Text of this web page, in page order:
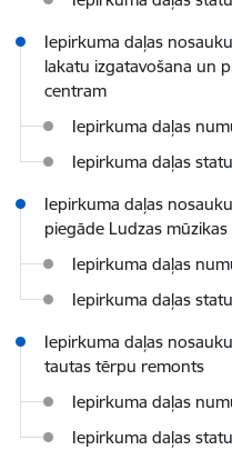
Iepirkuma daļas
lakatu izgatavošana un
centram
Iepirkuma daļas
Iepirkuma daļas
Iepirkuma daļas
piegāde Ludzas
Iepirkuma daļas
Iepirkuma daļas
Iepirkuma daļas
tautas tērpu remonts
Iepirkuma daļas
Iepirkuma daļas